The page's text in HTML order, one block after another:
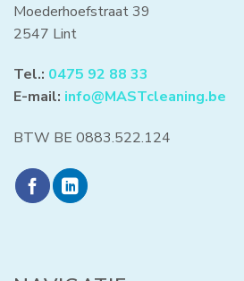
Moederhoefstraat 39
2547 Lint
Tel.: 0475 92 88 33
E-mail: info@MASTcleaning.be
BTW BE 0883.522.124